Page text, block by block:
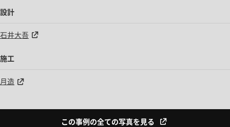
設計
石井大吾
施工
月造
この事例の全ての写真を見る